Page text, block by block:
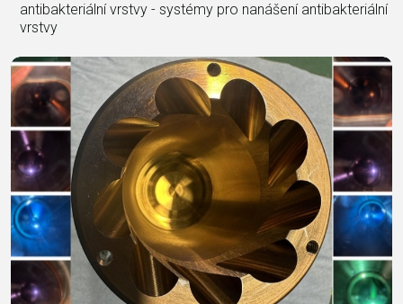
antibakteriální vrstvy - systémy pro nanášení antibakteriální
vrstvy